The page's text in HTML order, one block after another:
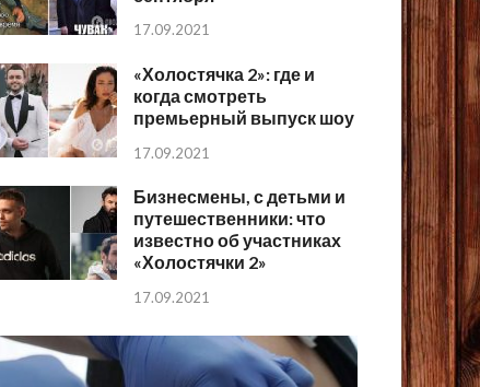
17.09.2021
«Холостячка 2»: где и
когда смотреть
премьерный выпуск шоу
17.09.2021
Бизнесмены, с детьми и
путешественники: что
известно об участниках
«Холостячки 2»
17.09.2021